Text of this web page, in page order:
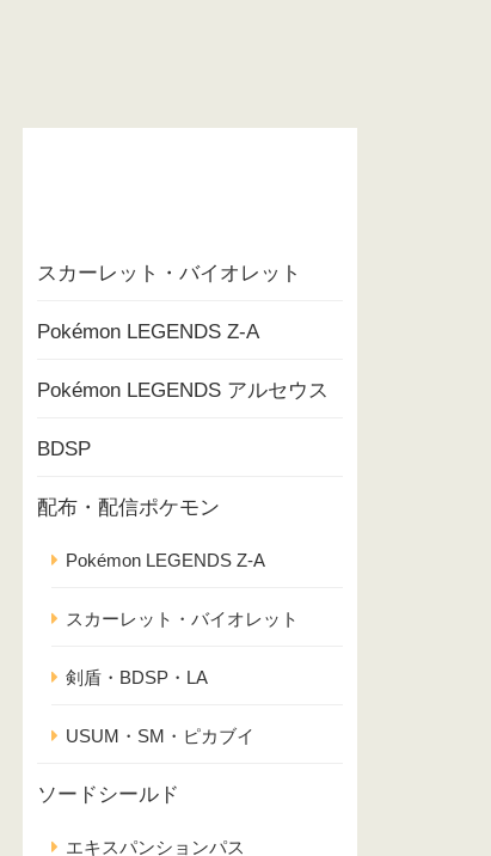
スカーレット・バイオレット
Pokémon LEGENDS Z-A
Pokémon LEGENDS アルセウス
BDSP
配布・配信ポケモン
Pokémon LEGENDS Z-A
スカーレット・バイオレット
剣盾・BDSP・LA
USUM・SM・ピカブイ
ソードシールド
エキスパンションパス